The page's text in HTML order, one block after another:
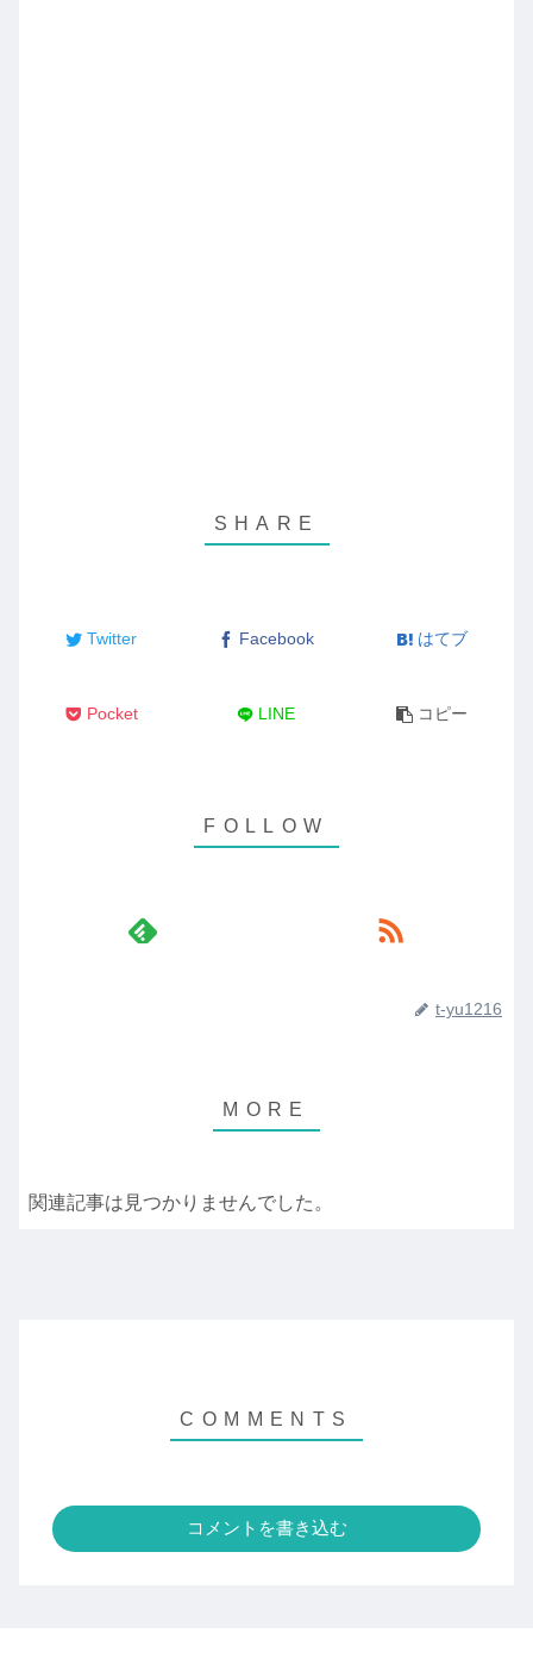
Twitter Facebook はてブ
Pocket LINE コピー
t-yu1216
関連記事は見つかりませんでした。
コメントを書き込む